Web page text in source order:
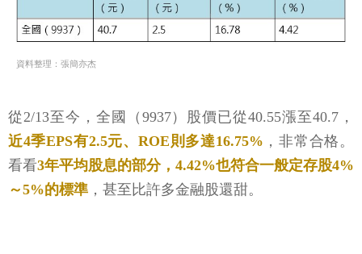
資料整理：張簡亦杰
從2/13至今，全國（9937）股價已從40.55漲至40.7，
近4季EPS有2.5元、ROE則多達16.75% ，非常合格。
看看3年平均股息的部分，4.42%也符合一般定存股4%
～5%的標準 ，甚至比許多金融股還甜。